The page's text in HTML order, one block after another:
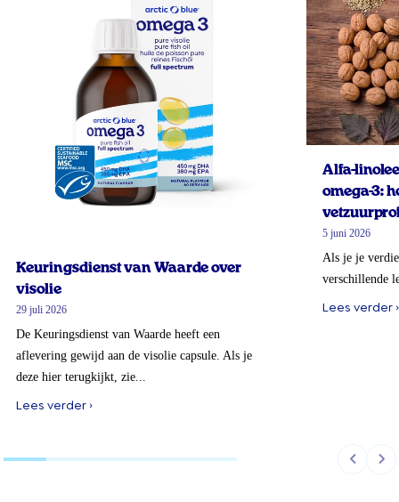
Keuringsdienst van Waarde over
visolie
29 juli 2026
De Keuringsdienst van Waarde heeft een
aflevering gewijd aan de visolie capsule. Als je
deze hier terugkijkt, zie...
Lees verder ›
Alfa-
omega-3:
5 juni 2026
Als je je
verschillende
Lees verder ›